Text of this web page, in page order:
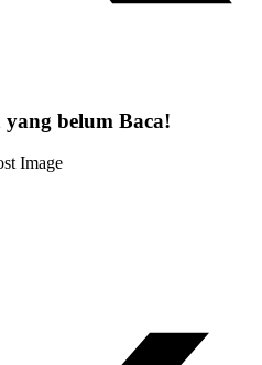
belum Baca!